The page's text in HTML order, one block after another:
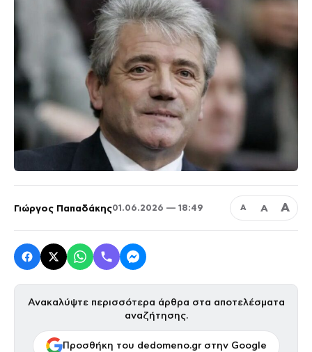
Γιώργος Παπαδάκης01.06.2026 — 18:49 Α Α Α
Ανακαλύψτε περισσότερα άρθρα στα αποτελέσματα
αναζήτησης.
Προσθήκη του dedomeno.gr στην Google